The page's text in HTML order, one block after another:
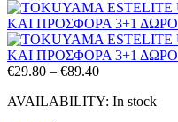
€29.80 – €89.40Price
€29.80
AVAILABILITY: In stock